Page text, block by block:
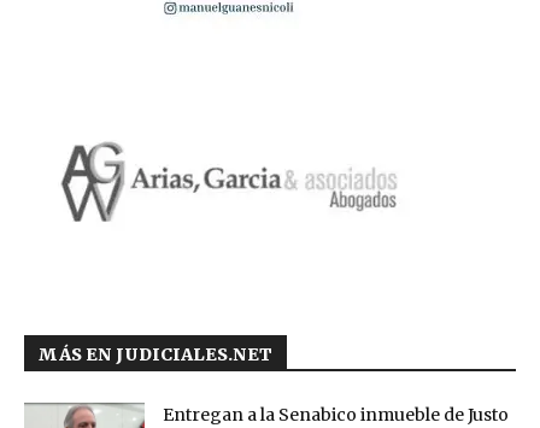
MÁS EN JUDICIALES.NET
Entregan a la Senabico inmueble de Justo